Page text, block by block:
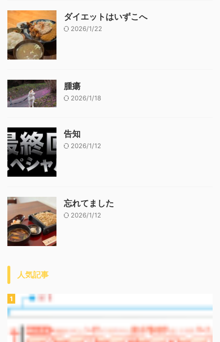
ダイエットはいずこへ
2026/1/22
腫瘍
2026/1/18
告知
2026/1/12
忘れてました
2026/1/12
人気記事